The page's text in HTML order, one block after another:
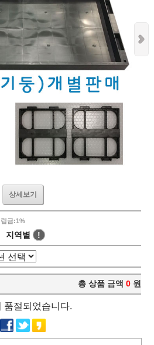
상세보기
립금:1%
지역별 !
총 상품 금액 0 원
품절되었습니다.